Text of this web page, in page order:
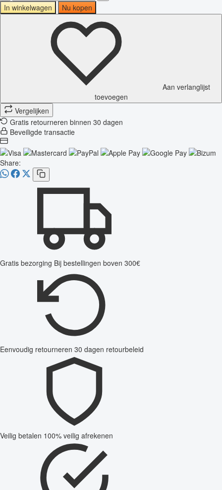
In winkelwagen
Nu kopen
Aan verlanglijst
toevoegen
Vergelijken
Gratis retourneren binnen 30 dagen
Beveiligde transactie
Share:
Gratis bezorging Bij bestellingen boven 300€
Eenvoudig retourneren 30 dagen retourbeleid
Veilig betalen 100% veilig afrekenen